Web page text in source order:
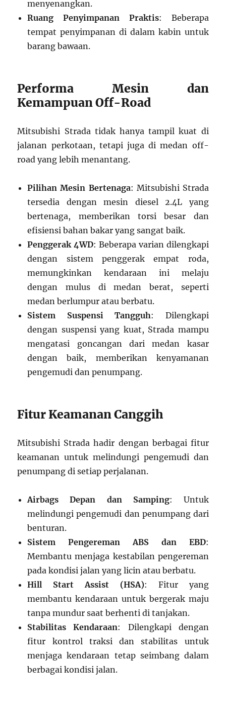
menyenangkan.
Ruang Penyimpanan Praktis: Beberapa
tempat penyimpanan di dalam kabin untuk
barang bawaan.
Performa Mesin dan
Kemampuan Off-Road
Mitsubishi Strada tidak hanya tampil kuat di
jalanan perkotaan, tetapi juga di medan off-
road yang lebih menantang.
Pilihan Mesin Bertenaga: Mitsubishi Strada
tersedia dengan mesin diesel 2.4L yang
bertenaga, memberikan torsi besar dan
efisiensi bahan bakar yang sangat baik.
Penggerak 4WD: Beberapa varian dilengkapi
dengan sistem penggerak empat roda,
memungkinkan kendaraan ini melaju
dengan mulus di medan berat, seperti
medan berlumpur atau berbatu.
Sistem Suspensi Tangguh: Dilengkapi
dengan suspensi yang kuat, Strada mampu
mengatasi goncangan dari medan kasar
dengan baik, memberikan kenyamanan
pengemudi dan penumpang.
Fitur Keamanan Canggih
Mitsubishi Strada hadir dengan berbagai fitur
keamanan untuk melindungi pengemudi dan
penumpang di setiap perjalanan.
Airbags Depan dan Samping: Untuk
melindungi pengemudi dan penumpang dari
benturan.
Sistem Pengereman ABS dan EBD:
Membantu menjaga kestabilan pengereman
pada kondisi jalan yang licin atau berbatu.
Hill Start Assist (HSA): Fitur yang
membantu kendaraan untuk bergerak maju
tanpa mundur saat berhenti di tanjakan.
Stabilitas Kendaraan: Dilengkapi dengan
fitur kontrol traksi dan stabilitas untuk
menjaga kendaraan tetap seimbang dalam
berbagai kondisi jalan.